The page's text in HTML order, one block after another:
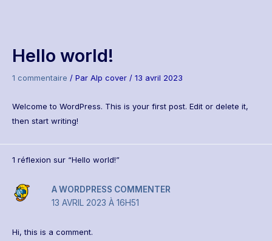
Hello world!
1 commentaire / Par Alp cover / 13 avril 2023
Welcome to WordPress. This is your first post. Edit or delete it,
then start writing!
1 réflexion sur “Hello world!”
A WORDPRESS COMMENTER
13 AVRIL 2023 À 16H51
Hi, this is a comment.